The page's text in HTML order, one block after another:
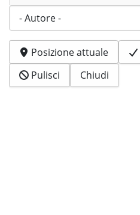
Autore
Posizione attuale
Pulisci
Chiudi